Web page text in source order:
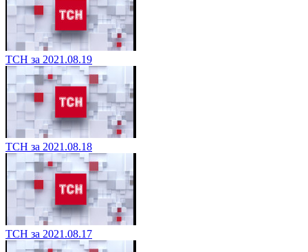
ТСН за 2021.08.19
ТСН за 2021.08.18
ТСН за 2021.08.17